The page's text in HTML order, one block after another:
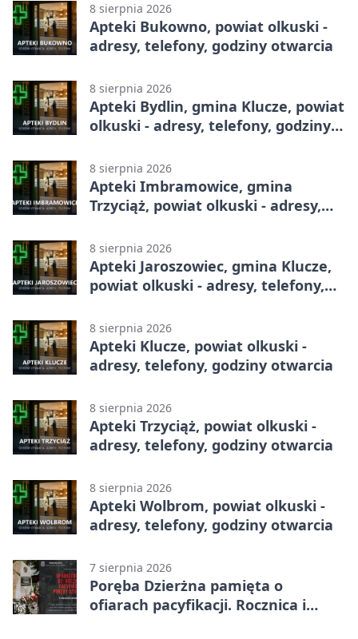
8 sierpnia 2026
Apteki Bukowno, powiat olkuski -
adresy, telefony, godziny otwarcia
8 sierpnia 2026
Apteki Bydlin, gmina Klucze, powiat
olkuski - adresy, telefony, godziny
8 sierpnia 2026
Apteki Imbramowice, gmina
Trzyciąż, powiat olkuski - adresy,
8 sierpnia 2026
Apteki Jaroszowiec, gmina Klucze,
powiat olkuski - adresy, telefony,
8 sierpnia 2026
Apteki Klucze, powiat olkuski -
adresy, telefony, godziny otwarcia
8 sierpnia 2026
Apteki Trzyciąż, powiat olkuski -
adresy, telefony, godziny otwarcia
8 sierpnia 2026
Apteki Wolbrom, powiat olkuski -
adresy, telefony, godziny otwarcia
7 sierpnia 2026
Poręba Dzierżna pamięta o
ofiarach pacyfikacji. Rocznica i